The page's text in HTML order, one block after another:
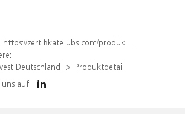
https://zertifikate.ubs.com/produkt/detail/index/isin/DE000WA3SR54
Deutschland
Produktdetail
uns auf